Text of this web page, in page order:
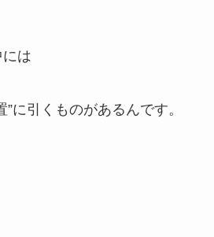
は
に引くものがあるんです。